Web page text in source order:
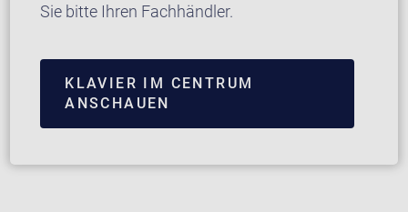
Sie bitte Ihren Fachhändler.
KLAVIER IM CENTRUM
ANSCHAUEN